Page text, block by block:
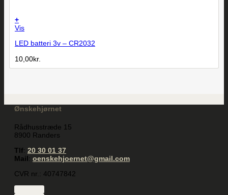
+
Vis
LED batteri 3v – CR2032
10,00kr.
Ønskehjørnet
Rådhusstræde 15
8900 Randers
Tlf: 20 30 01 37
Mail: oenskehjoernet@gmail.com
CVR nr.: 40747842